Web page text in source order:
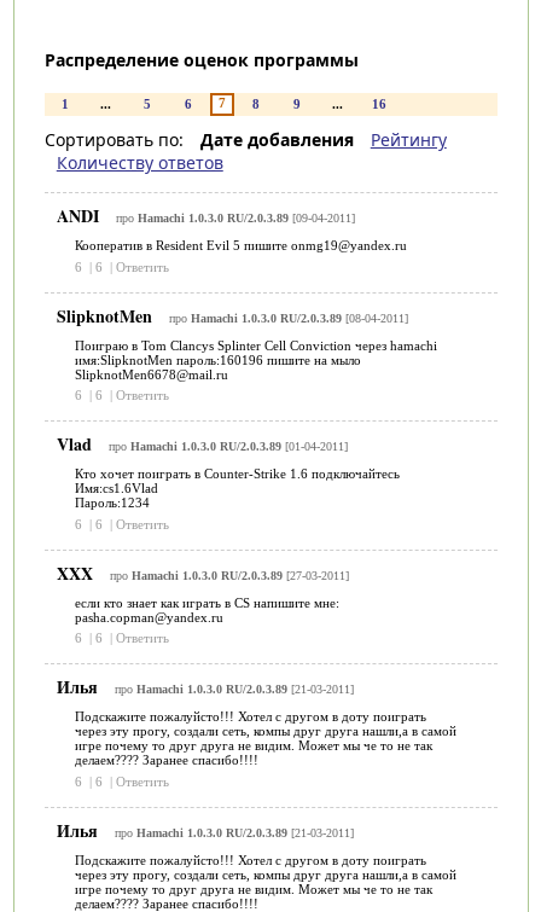
Распределение оценок программы
1 ... 5 6 7 8 9 ... 16
Сортировать по: Дате добавления
Рейтингу
Количеству ответов
ANDI про Hamachi 1.0.3.0 RU/2.0.3.89[09-04-2011]
Кооператив в Resident Evil 5 пишите onmg19@yandex.ru
6
| 6 | Ответить
SlipknotMen про Hamachi 1.0.3.0 RU/2.0.3.89[08-04-2011]
Поиграю в Tom Clancys Splinter Cell Conviction через hamachi
имя:SlipknotMen пароль:160196 пишите на мыло
SlipknotMen6678@mail.ru
6
| 6 | Ответить
Vlad про Hamachi 1.0.3.0 RU/2.0.3.89[01-04-2011]
Кто хочет поиграть в Counter-Strike 1.6 подключайтесь
Имя:cs1.6Vlad
Пароль:1234
6
| 6 | Ответить
XXX про Hamachi 1.0.3.0 RU/2.0.3.89[27-03-2011]
если кто знает как играть в CS напишите мне:
pasha.copman@yandex.ru
6
| 6 | Ответить
Илья про Hamachi 1.0.3.0 RU/2.0.3.89[21-03-2011]
Подскажите пожалуйсто!!! Хотел с другом в доту поиграть
через эту прогу, создали сеть, компы друг друга нашли,а в самой
игре почему то друг друга не видим. Может мы че то не так
делаем???? Заранее спасибо!!!!
6
| 6 | Ответить
Илья про Hamachi 1.0.3.0 RU/2.0.3.89[21-03-2011]
Подскажите пожалуйсто!!! Хотел с другом в доту поиграть
через эту прогу, создали сеть, компы друг друга нашли,а в самой
игре почему то друг друга не видим. Может мы че то не так
делаем???? Заранее спасибо!!!!